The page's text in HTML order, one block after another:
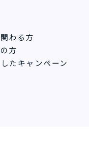
わる方
方
たキャンペーン